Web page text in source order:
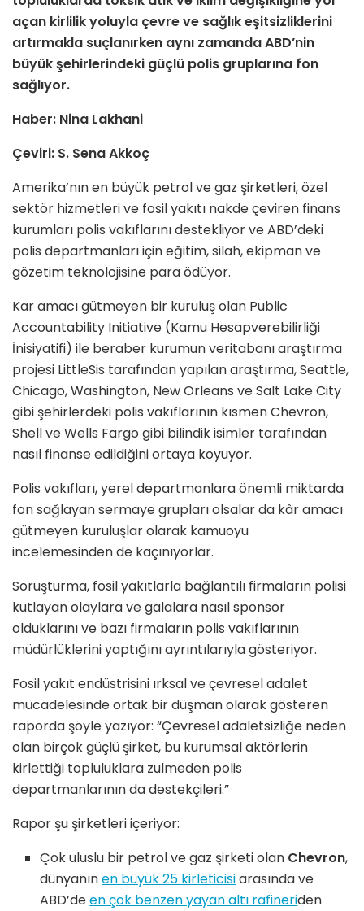
açan kirlilik yoluyla çevre ve sağlık eşitsizliklerini
artırmakla suçlanırken aynı zamanda ABD’nin
büyük şehirlerindeki güçlü polis gruplarına fon
sağlıyor.
Haber: Nina Lakhani
Çeviri: S. Sena Akkoç
Amerika’nın en büyük petrol ve gaz şirketleri, özel
sektör hizmetleri ve fosil yakıtı nakde çeviren finans
kurumları polis vakıflarını destekliyor ve ABD’deki
polis departmanları için eğitim, silah, ekipman ve
gözetim teknolojisine para ödüyor.
Kar amacı gütmeyen bir kuruluş olan Public
Accountability Initiative (Kamu Hesapverebilirliği
İnisiyatifi) ile beraber kurumun veritabanı araştırma
projesi LittleSis tarafından yapılan araştırma, Seattle,
Chicago, Washington, New Orleans ve Salt Lake City
gibi şehirlerdeki polis vakıflarının kısmen Chevron,
Shell ve Wells Fargo gibi bilindik isimler tarafından
nasıl finanse edildiğini ortaya koyuyor.
Polis vakıfları, yerel departmanlara önemli miktarda
fon sağlayan sermaye grupları olsalar da kâr amacı
gütmeyen kuruluşlar olarak kamuoyu
incelemesinden de kaçınıyorlar.
Soruşturma, fosil yakıtlarla bağlantılı firmaların polisi
kutlayan olaylara ve galalara nasıl sponsor
olduklarını ve bazı firmaların polis vakıflarının
müdürlüklerini yaptığını ayrıntılarıyla gösteriyor.
Fosil yakıt endüstrisini ırksal ve çevresel adalet
mücadelesinde ortak bir düşman olarak gösteren
raporda şöyle yazıyor: “Çevresel adaletsizliğe neden
olan birçok güçlü şirket, bu kurumsal aktörlerin
kirlettiği topluluklara zulmeden polis
departmanlarının da destekçileri.”
Rapor şu şirketleri içeriyor:
Çok uluslu bir petrol ve gaz şirketi olan Chevron,
dünyanınen büyük 25 kirleticisiarasında ve
ABD’deen çok benzen yayan altı rafineriden